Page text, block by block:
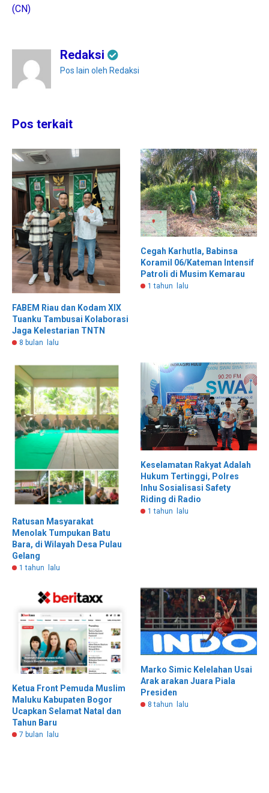
(CN)
Redaksi
Pos lain oleh Redaksi
Pos terkait
FABEM Riau dan Kodam XIX
Tuanku Tambusai Kolaborasi
Jaga Kelestarian TNTN
8 bulan lalu
Cegah Karhutla, Babinsa
Koramil 06/Kateman Intensif
Patroli di Musim Kemarau
1 tahun lalu
Ratusan Masyarakat
Menolak Tumpukan Batu
Bara, di Wilayah Desa Pulau
Gelang
1 tahun lalu
Keselamatan Rakyat Adalah
Hukum Tertinggi, Polres
Inhu Sosialisasi Safety
Riding di Radio
1 tahun lalu
Ketua Front Pemuda Muslim
Maluku Kabupaten Bogor
Ucapkan Selamat Natal dan
Tahun Baru
7 bulan lalu
Marko Simic Kelelahan Usai
Arak arakan Juara Piala
Presiden
8 tahun lalu